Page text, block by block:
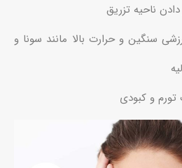
ناحیه تزریق
سنگین و حرارت بالا مانند سونا و
تورم و کبودی